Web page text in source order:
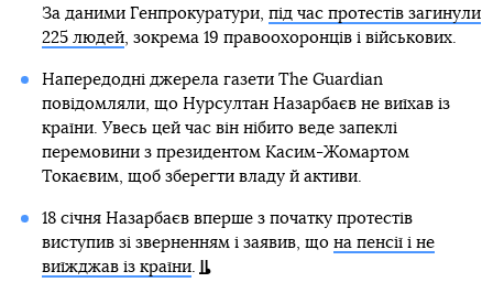
За даними Генпрокуратури, під час протестів загинули
225 людей, зокрема 19 правоохоронців і військових.
Напередодні джерела газети The Guardian
повідомляли, що Нурсултан Назарбаєв не виїхав із
країни. Увесь цей час він нібито веде запеклі
перемовини з президентом Касим-Жомартом
Токаєвим, щоб зберегти владу й активи.
18 січня Назарбаєв вперше з початку протестів
виступив зі зверненням і заявив, що на пенсії і не
виїжджав із країни.